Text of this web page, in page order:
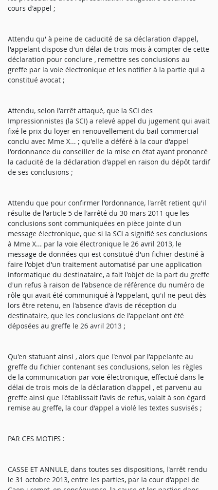
cours d'appel ;
Attendu qu' à peine de caducité de sa déclaration d'appel,
l'appelant dispose d'un délai de trois mois à compter de cette
déclaration pour conclure , remettre ses conclusions au
greffe par la voie électronique et les notifier à la partie qui a
constitué avocat ;
Attendu, selon l'arrêt attaqué, que la SCI des
Impressionnistes (la SCI) a relevé appel du jugement qui avait
fixé le prix du loyer en renouvellement du bail commercial
conclu avec Mme X... ; qu'elle a déféré à la cour d'appel
l'ordonnance du conseiller de la mise en état ayant prononcé
la caducité de la déclaration d'appel en raison du dépôt tardif
de ses conclusions ;
Attendu que pour confirmer l'ordonnance, l'arrêt retient qu'il
résulte de l'article 5 de l'arrêté du 30 mars 2011 que les
conclusions sont communiquées en pièce jointe d'un
message électronique, que si la SCI a signifié ses conclusions
à Mme X... par la voie électronique le 26 avril 2013, le
message de données qui est constitué d'un fichier destiné à
faire l'objet d'un traitement automatisé par une application
informatique du destinataire, a fait l'objet de la part du greffe
d'un refus à raison de l'absence de référence du numéro de
rôle qui avait été communiqué à l'appelant, qu'il ne peut dès
lors être retenu, en l'absence d'avis de réception du
destinataire, que les conclusions de l'appelant ont été
déposées au greffe le 26 avril 2013 ;
Qu'en statuant ainsi , alors que l'envoi par l'appelante au
greffe du fichier contenant ses conclusions, selon les règles
de la communication par voie électronique, effectué dans le
délai de trois mois de la déclaration d'appel , et parvenu au
greffe ainsi que l'établissait l'avis de refus, valait à son égard
remise au greffe, la cour d'appel a violé les textes susvisés ;
PAR CES MOTIFS :
CASSE ET ANNULE, dans toutes ses dispositions, l'arrêt rendu
le 31 octobre 2013, entre les parties, par la cour d'appel de